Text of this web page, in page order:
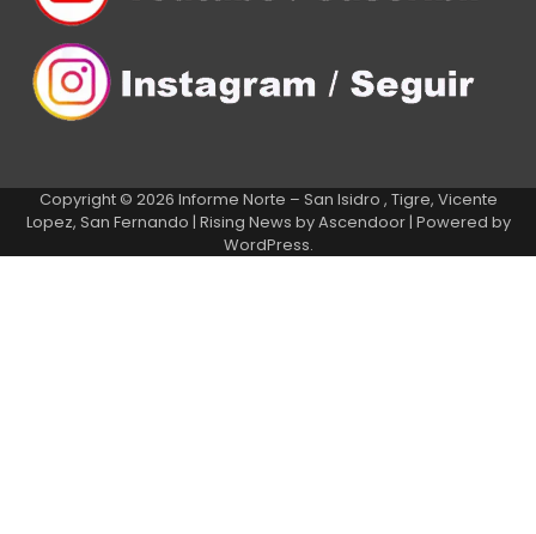
Copyright © 2026 Informe Norte – San Isidro , Tigre, Vicente
Lopez, San Fernando | Rising News byAscendoor| Powered by
WordPress.